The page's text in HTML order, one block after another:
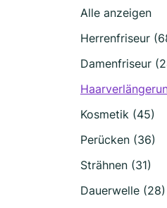
Alle anzeigen
Herrenfriseur
Damenfriseur
Kosmetik (45)
Perücken (36)
Strähnen (31)
Dauerwelle (28)